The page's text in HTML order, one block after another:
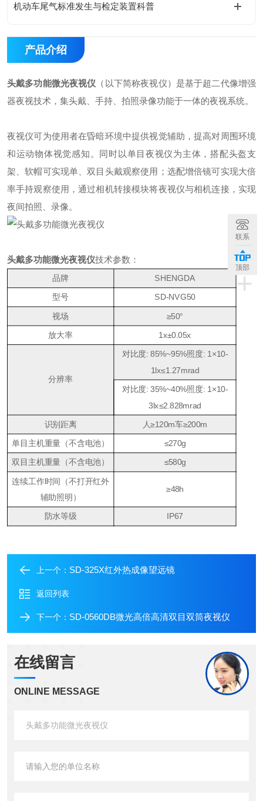
机动车尾气标准发生与检定装置科普
产品介绍
头戴多功能微光夜视仪 （以下简称夜视仪）是基于超二代像增强
器夜视技术，集头戴、手持、拍照录像功能于一体的夜视系统。
夜视仪可为使用者在昏暗环境中提供视觉辅助，提高对周围环境
和运动物体视觉感知。同时以单目夜视仪为主体，搭配头盔支
架、软帽可实现单、双目头戴观察使用；选配增倍镜可实现大倍
率手持观察使用，通过相机转接模块将夜视仪与相机连接，实现
夜间拍照、录像。
头戴多功能微光夜视仪技术参数：
+
品牌 SHENGDA
型号 SD-NVG50
视场 ≥50°
放大率 1x±0.05x
分辨率
对比度: 85%~95%照度: 1×10-
1lx≤1.27mrad
对比度: 35%~40%照度: 1×10-
3lx≤2.828mrad
识别距离 人≥120m车≥200m
单目主机重量（不含电池） ≤270g
双目主机重量（不含电池） ≤580g
连续工作时间（不打开红外
辅助照明）
≥48h
防水等级 IP67
上一个： SD-325X红外热成像望远镜
返回列表
下一个： SD-0560DB微光高倍高清双目双筒夜视仪
在线留言
ONLINE MESSAGE
联系
顶部